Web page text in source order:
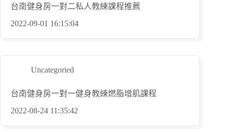
台南健身房一對二私人教練課程推薦
2022-09-01 16:15:04
Uncategoried
台南健身房一對一健身教練燃脂增肌課程
2022-08-24 11:35:42